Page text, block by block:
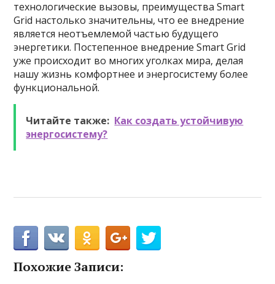
технологические вызовы, преимущества Smart
Grid настолько значительны, что ее внедрение
является неотъемлемой частью будущего
энергетики. Постепенное внедрение Smart Grid
уже происходит во многих уголках мира, делая
нашу жизнь комфортнее и энергосистему более
функциональной.
Читайте также: Как создать устойчивую
энергосистему?
Похожие Записи: